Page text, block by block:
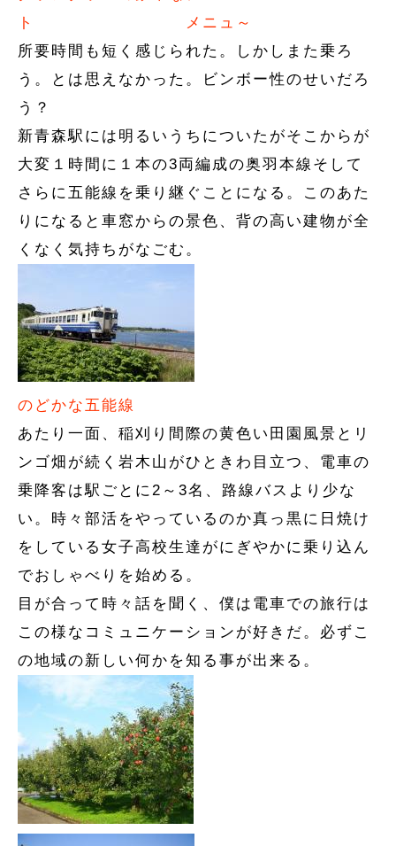
ト
メニュ～
所要時間も短く感じられた。しかしまた乗ろ
う。とは思えなかった。ビンボー性のせいだろ
う？
新青森駅には明るいうちについたがそこからが
大変１時間に１本の3両編成の奥羽本線そして
さらに五能線を乗り継ぐことになる。このあた
りになると車窓からの景色、背の高い建物が全
くなく気持ちがなごむ。
のどかな五能線
あたり一面、稲刈り間際の黄色い田園風景とリ
ンゴ畑が続く岩木山がひときわ目立つ、電車の
乗降客は駅ごとに2～3名、路線バスより少な
い。時々部活をやっているのか真っ黒に日焼け
をしている女子高校生達がにぎやかに乗り込ん
でおしゃべりを始める。
目が合って時々話を聞く、僕は電車での旅行は
この様なコミュニケーションが好きだ。必ずこ
の地域の新しい何かを知る事が出来る。